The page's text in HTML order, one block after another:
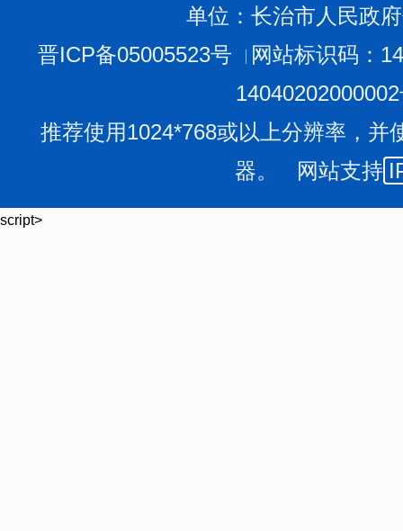
单位：长治市人民政
晋ICP备05005523号
网站标识码：
推荐使用1024*768或以上分辨率，并
器。 网站支持
script>